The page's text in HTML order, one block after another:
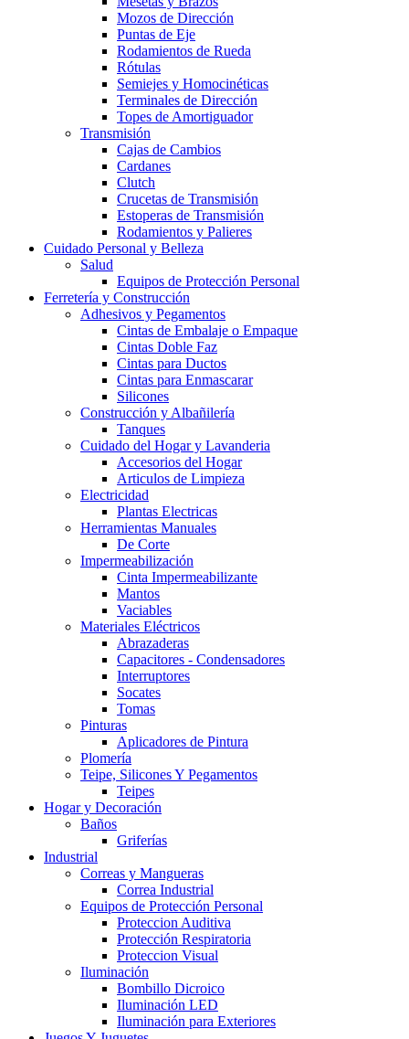
Mozos de Dirección
Puntas de Eje
Rodamientos de Rueda
Rótulas
Semiejes y Homocinéticas
Terminales de Dirección
Topes de Amortiguador
Transmisión
Cajas de Cambios
Cardanes
Clutch
Crucetas de Transmisión
Estoperas de Transmisión
Rodamientos y Palieres
Cuidado Personal y Belleza
Salud
Equipos de Protección Personal
Ferretería y Construcción
Adhesivos y Pegamentos
Cintas de Embalaje o Empaque
Cintas Doble Faz
Cintas para Ductos
Cintas para Enmascarar
Silicones
Construcción y Albañilería
Tanques
Cuidado del Hogar y Lavanderia
Accesorios del Hogar
Articulos de Limpieza
Electricidad
Plantas Electricas
Herramientas Manuales
De Corte
Impermeabilización
Cinta Impermeabilizante
Mantos
Vaciables
Materiales Eléctricos
Abrazaderas
Capacitores - Condensadores
Interruptores
Socates
Tomas
Pinturas
Aplicadores de Pintura
Plomería
Teipe, Silicones Y Pegamentos
Teipes
Hogar y Decoración
Baños
Griferías
Industrial
Correas y Mangueras
Correa Industrial
Equipos de Protección Personal
Proteccion Auditiva
Protección Respiratoria
Proteccion Visual
Iluminación
Bombillo Dicroico
Iluminación LED
Iluminación para Exteriores